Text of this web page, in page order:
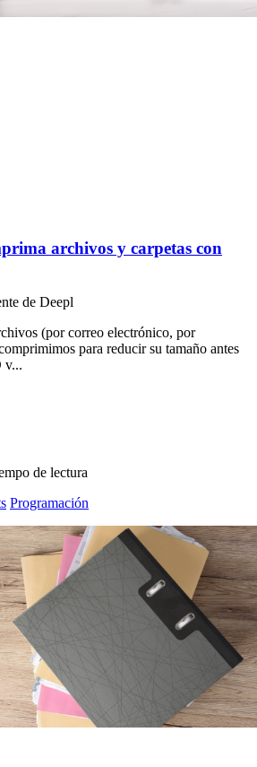
archivos y carpetas con
de Deepl
(por correo electrónico, por
para reducir su tamaño antes
v...
de lectura
Programación